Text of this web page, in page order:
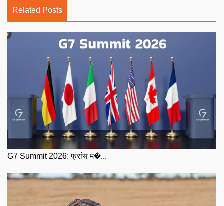
Related Posts
G7 Summit 2026: फ्रांस म�...